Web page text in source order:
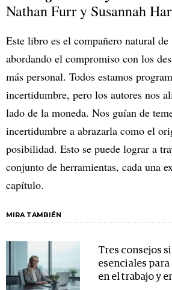
Nathan Furr y Susannah
Este libro es el compañero natural de
abordando el compromiso con los
más personal. Todos estamos
incertidumbre, pero los autores nos
lado de la moneda. Nos guían de
incertidumbre a abrazarla como el
posibilidad. Esto se puede lograr a
conjunto de herramientas, cada una
capítulo.
MIRA TAMBIÉN
Tres consejos
esenciales
en el trabajo y